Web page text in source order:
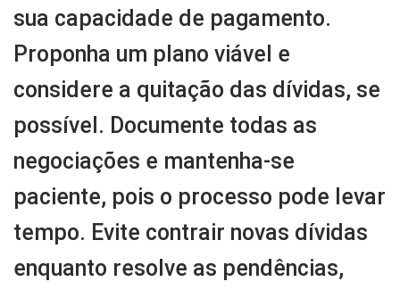
sua capacidade de pagamento.
Proponha um plano viável e
considere a quitação das dívidas, se
possível. Documente todas as
negociações e mantenha-se
paciente, pois o processo pode levar
tempo. Evite contrair novas dívidas
enquanto resolve as pendências,